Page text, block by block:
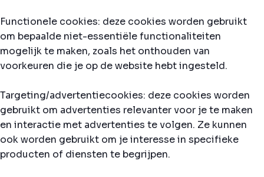
Functionele cookies: deze cookies worden gebruikt
om bepaalde niet-essentiële functionaliteiten
mogelijk te maken, zoals het onthouden van
voorkeuren die je op de website hebt ingesteld.
Targeting/advertentiecookies: deze cookies worden
gebruikt om advertenties relevanter voor je te maken
en interactie met advertenties te volgen. Ze kunnen
ook worden gebruikt om je interesse in specifieke
producten of diensten te begrijpen.